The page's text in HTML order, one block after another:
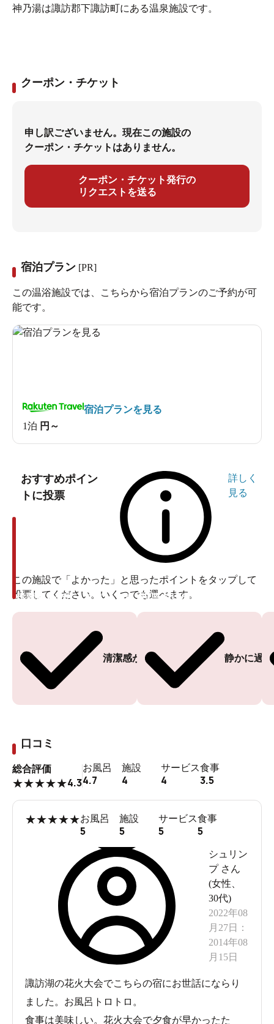
神乃湯は諏訪郡下諏訪町にある温泉施設です。
クーポン・チケット
申し訳ございません。現在この施設の
クーポン・チケットはありません。
クーポン・チケット発行の
リクエストを送る
宿泊プラン [PR]
この温浴施設では、こちらから宿泊プランのご予約が可
能です。
1泊 円～
宿泊プランを見る
おすすめポイン
トに投票
詳しく
見る
この施設で「よかった」と思ったポイントをタップして
投票してください。いくつでも選べます。
清潔感がある
投票ありがとうございます
静かに過
投票ありがとうございます
口コミ
総合評価
★★★★★4.3
お風呂
4.7
施設
4
サービス
4
食事
3.5
★★★★★お風呂
5
施設
5
サービス
5
食事
5
シュリン
プさん
(女性
30代)
2022年08
月27日
：
2014年08
月15日
諏訪湖の花火大会でこちらの宿にお世話にならり
ました。お風呂トロトロ。
食事は美味しい。花火大会で夕食が早かったた